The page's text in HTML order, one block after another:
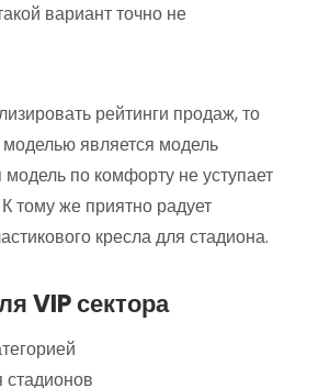
вариант точно не
рейтинги продаж, то
является модель
модель по комфорту не уступает
тому же приятно радует
кресла для стадиона.
VIP сектора